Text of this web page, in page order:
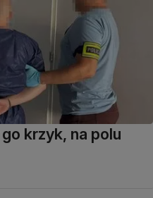
krzyk, na polu